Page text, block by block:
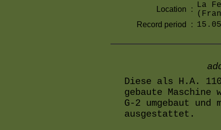
Location :
La
Record period :
Diese als H.A.
gebaute Maschine
G-2 umgebaut und
ausgestattet.